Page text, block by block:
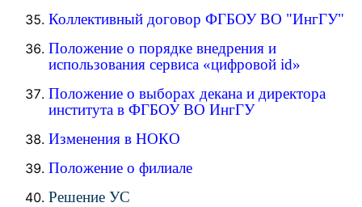
Коллективный договор ФГБОУ ВО "ИнгГУ"
Положение о порядке внедрения и
использования сервиса «цифровой id»
Положение о выборах декана и директора
института в ФГБОУ ВО ИнгГУ
Изменения в НОКО
Положение о филиале
Решение УС